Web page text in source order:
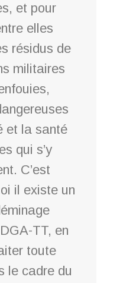
et pour
elles
résidus de
militaires
et la santé
qui s’y
C’est
il existe un
TT, en
toute
le cadre du